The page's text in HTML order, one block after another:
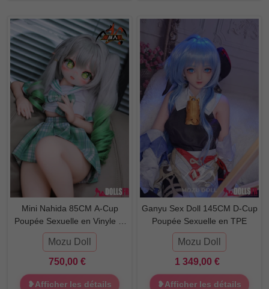
Poupée Sexuelle en Vinyle et
TPE
Mozu Doll
750,00 €
❥Afficher les détails
Poupée Sexuelle en TPE
Mozu Doll
1 349,00 €
❥Afficher les détails